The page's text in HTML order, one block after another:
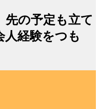
先の予定も立て
人経験をつも